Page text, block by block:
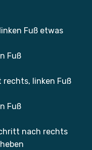
Fuß etwas
Fuß
linken Fuß
Fuß
nach rechts